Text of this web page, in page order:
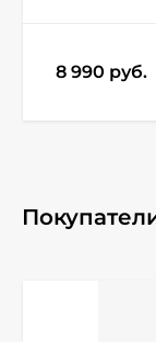
8 990 руб.